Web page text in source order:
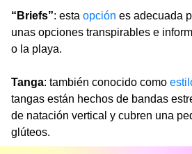
“Briefs”: esta opción es adecuada
unas opciones transpirables e
o la playa.
Tanga: también conocido como
tangas están hechos de bandas
de natación vertical y cubren una
glúteos.